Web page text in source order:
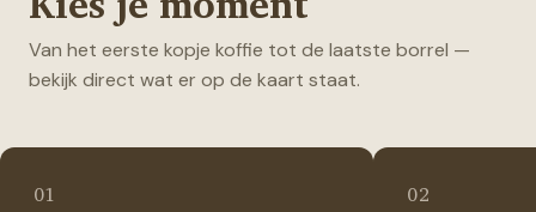
Van het eerste kopje koffie tot de laatste borrel —
bekijk direct wat er op de kaart staat.
01 02